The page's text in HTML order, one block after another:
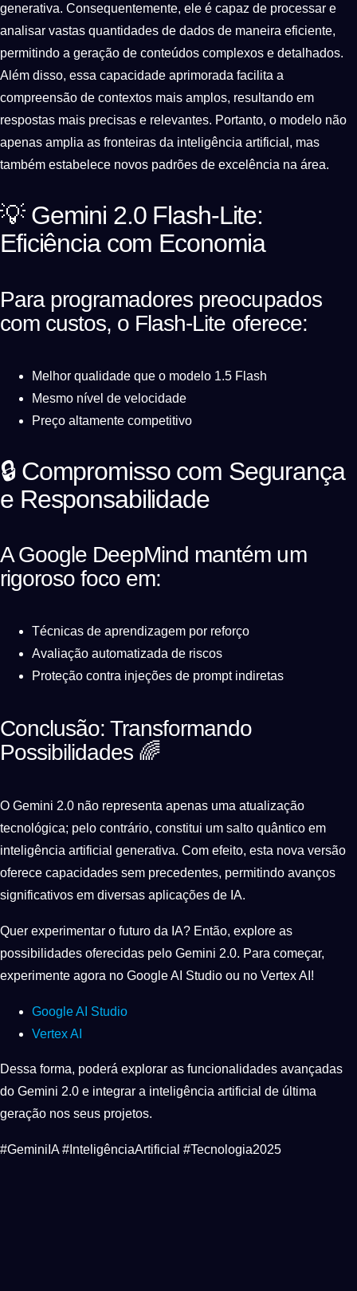
generativa. Consequentemente, ele é capaz de processar e
analisar vastas quantidades de dados de maneira eficiente,
permitindo a geração de conteúdos complexos e detalhados.
Além disso, essa capacidade aprimorada facilita a
compreensão de contextos mais amplos, resultando em
respostas mais precisas e relevantes. Portanto, o modelo não
apenas amplia as fronteiras da inteligência artificial, mas
também estabelece novos padrões de excelência na área.
💡 Gemini 2.0 Flash-Lite:
Eficiência com Economia
Para programadores preocupados
com custos, o Flash-Lite oferece:
Melhor qualidade que o modelo 1.5 Flash
Mesmo nível de velocidade
Preço altamente competitivo
🔒 Compromisso com Segurança
e Responsabilidade
A Google DeepMind mantém um
rigoroso foco em:
Técnicas de aprendizagem por reforço
Avaliação automatizada de riscos
Proteção contra injeções de prompt indiretas
Conclusão: Transformando
Possibilidades 🌈
O Gemini 2.0 não representa apenas uma atualização
tecnológica; pelo contrário, constitui um salto quântico em
inteligência artificial generativa. Com efeito, esta nova versão
oferece capacidades sem precedentes, permitindo avanços
significativos em diversas aplicações de IA.
Quer experimentar o futuro da IA? Então, explore as
possibilidades oferecidas pelo Gemini 2.0. Para começar,
experimente agora no Google AI Studio ou no Vertex AI!
Google AI Studio
Vertex AI
Dessa forma, poderá explorar as funcionalidades avançadas
do Gemini 2.0 e integrar a inteligência artificial de última
geração nos seus projetos.
#GeminiIA #InteligênciaArtificial #Tecnologia2025